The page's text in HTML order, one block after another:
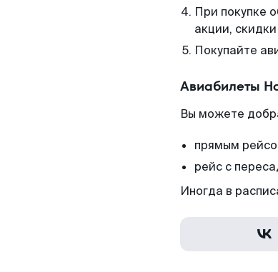
При покупке
акции,
Покупайте
Авиабилеты
Вы можете
прямым
рейс с
Иногда в